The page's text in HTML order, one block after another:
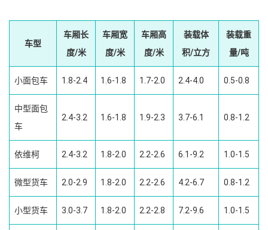
车型
车厢长
度/米
车厢宽
度/米
车厢高
度/米
装载体
积/立方
装载重
量/吨
小面包车 1.8-2.4 1.6-1.8 1.7-2.0 2.4-4.0 0.5-0.8
中型面包
车
2.4-3.2 1.6-1.8 1.9-2.3 3.7-6.1 0.8-1.2
依维柯 2.4-3.2 1.8-2.0 2.2-2.6 6.1-9.2 1.0-1.5
微型货车 2.0-2.9 1.8-2.0 2.2-2.6 4.2-6.7 0.8-1.2
小型货车 3.0-3.7 1.8-2.0 2.2-2.8 7.2-9.6 1.0-1.5